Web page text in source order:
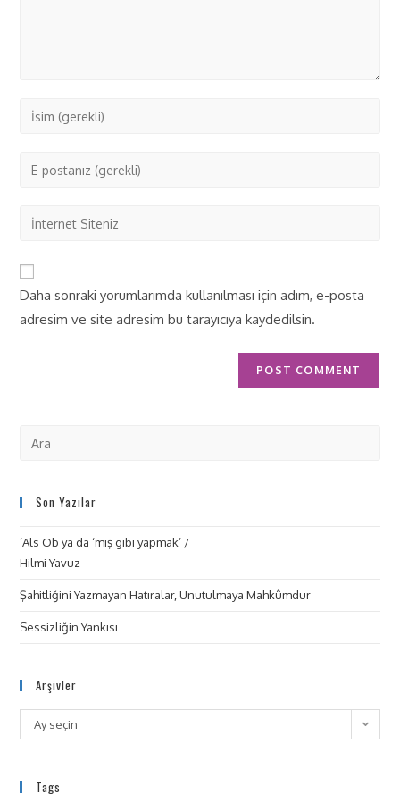
Daha sonraki yorumlarımda kullanılması için adım, e-posta
adresim ve site adresim bu tarayıcıya kaydedilsin.
Son Yazılar
‘Als Ob ya da ‘mış gibi yapmak’ /
Hilmi Yavuz
Şahitliğini Yazmayan Hatıralar, Unutulmaya Mahkûmdur
Sessizliğin Yankısı
Arşivler
Ay seçin
Tags